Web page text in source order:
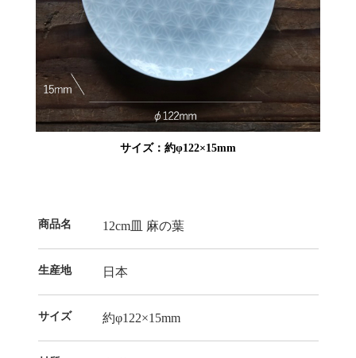
サイズ：約φ122×15mm
商品名 12cm皿 麻の葉
生産地 日本
サイズ 約φ122×15mm